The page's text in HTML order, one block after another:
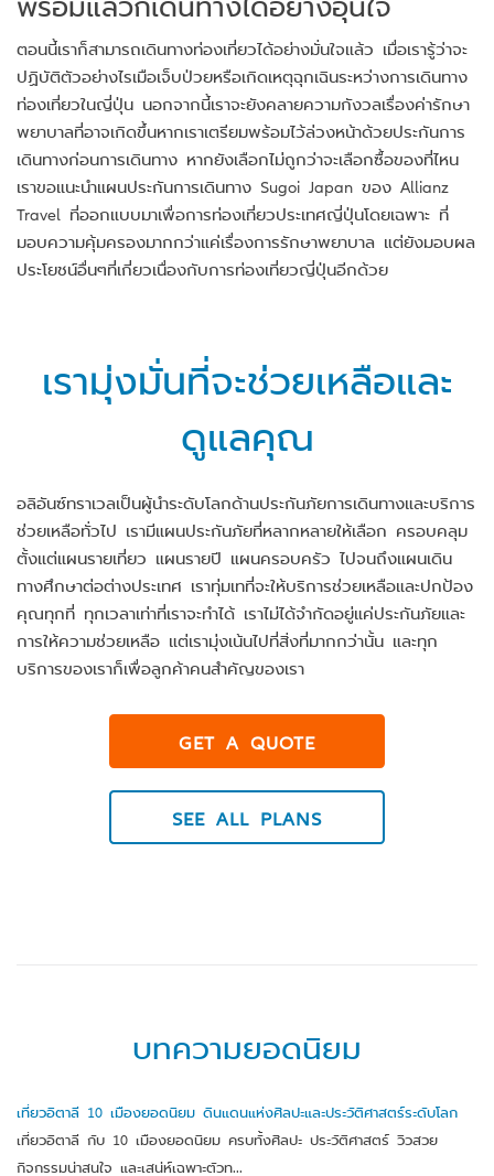
ตอนนี้เราก็สามารถเดินทางท่องเที่ยวได้อย่างมั่นใจแล้ว เมื่อเรารู้ว่าจะ
ปฏิบัติตัวอย่างไรเมือเจ็บป่วยหรือเกิดเหตุฉุกเฉินระหว่างการเดินทาง
ท่องเที่ยวในญี่ปุ่น นอกจากนี้เราจะยังคลายความกังวลเรื่องค่ารักษา
พยาบาลที่อาจเกิดขึ้นหากเราเตรียมพร้อมไว้ล่วงหน้าด้วยประกันการ
เดินทางก่อนการเดินทาง หากยังเลือกไม่ถูกว่าจะเลือกซื้อของที่ไหน
เราขอแนะนำแผนประกันการเดินทาง Sugoi Japan ของ Allianz
Travel ที่ออกแบบมาเพื่อการท่องเที่ยวประเทศญี่ปุ่นโดยเฉพาะ ที่
มอบความคุ้มครองมากกว่าแค่เรื่องการรักษาพยาบาล แต่ยังมอบผล
ประโยชน์อื่นๆที่เกี่ยวเนื่องกับการท่องเที่ยวญี่ปุ่นอีกด้วย
เรามุ่งมั่นที่จะช่วยเหลือและ
ดูแลคุณ
อลิอันซ์ทราเวลเป็นผู้นำระดับโลกด้านประกันภัยการเดินทางและบริการ
ช่วยเหลือทั่วไป เรามีแผนประกันภัยที่หลากหลายให้เลือก ครอบคลุม
ตั้งแต่แผนรายเที่ยว แผนรายปี แผนครอบครัว ไปจนถึงแผนเดิน
ทางศึกษาต่อต่างประเทศ เราทุ่มเทที่จะให้บริการช่วยเหลือและปกป้อง
คุณทุกที่ ทุกเวลาเท่าที่เราจะทำได้ เราไม่ได้จำกัดอยู่แค่ประกันภัยและ
การให้ความช่วยเหลือ แต่เรามุ่งเน้นไปที่สิ่งที่มากกว่านั้น และทุก
บริการของเราก็เพื่อลูกค้าคนสำคัญของเรา
GET A QUOTE
SEE ALL PLANS
บทความยอดนิยม
เที่ยวอิตาลี 10 เมืองยอดนิยม ดินแดนแห่งศิลปะและประวัติศาสตร์ระดับโลก
เที่ยวอิตาลี กับ 10 เมืองยอดนิยม ครบทั้งศิลปะ ประวัติศาสตร์ วิวสวย
กิจกรรมน่าสนใจ และเสน่ห์เฉพาะตัวท...